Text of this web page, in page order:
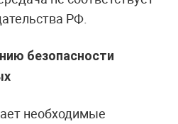
РФ.
безопасности
необходимые